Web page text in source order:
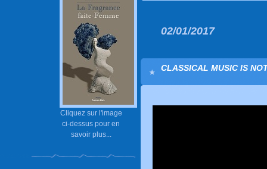
Cliquez sur l'image
ci-dessus pour en
savoir plus...
02/01/2017
CLASSICAL MUSIC IS